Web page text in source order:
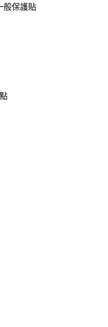
般保護貼